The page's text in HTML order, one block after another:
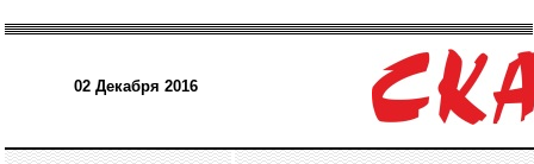
02 Декабря 2016